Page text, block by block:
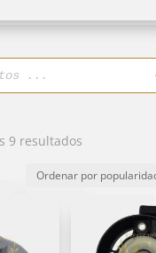
9 resultadosOrdenado
popularidad